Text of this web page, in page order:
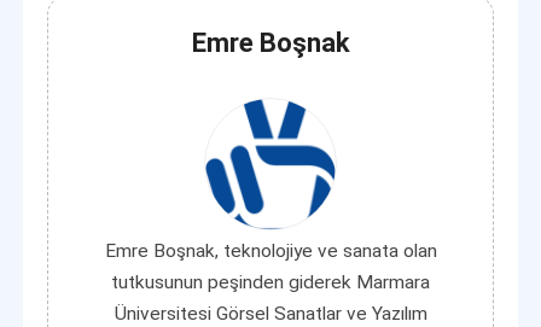
Emre Boşnak
Emre Boşnak, teknolojiye ve sanata olan
tutkusunun peşinden giderek Marmara
Üniversitesi Görsel Sanatlar ve Yazılım